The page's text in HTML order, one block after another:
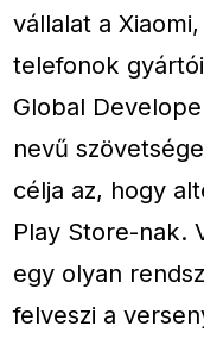
vállalat a
telefonok
Global
nevű
célja az, hogy
Play Store-nak.
egy olyan
felveszi a